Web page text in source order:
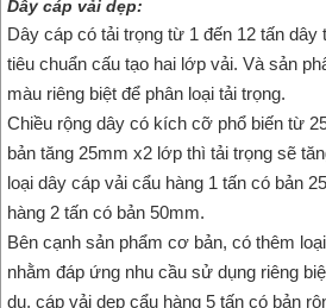
Dây cáp vải dẹp:
Dây cáp có tải trọng từ 1 đến 12 tấn
tiêu chuẩn cấu tạo hai lớp vải. Và sản
màu riêng biệt để phân loại tải trọng.
Chiều rộng dây có kích cỡ phổ biến từ
bản tăng 25mm x2 lớp thì tải trọng sẽ
loại dây cáp vải cẩu hàng 1 tấn có bản
hàng 2 tấn có bản 50mm.
Bên cạnh sản phẩm cơ bản, có thêm
nhằm đáp ứng nhu cầu sử dụng riêng
dụ, cáp vải dẹp cẩu hàng 5 tấn có bản